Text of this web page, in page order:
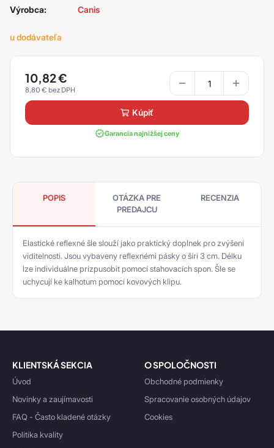
Výrobca:
Canis
u dodávateľa
10,82€
8,80€
kúpiť
Garancia najnižšej ceny
POPIS
OTÁZKA PRE
PREDAJCU
RECENZIA
Elastické reflexné šle slouží jako praktický doplnek pro zvýšení
viditelnosti. Jsou vybaveny reflexnémi pásky o šíri 3 cm. Délku
lze individuálne prizpusobit pomocí stahovacích spon. Šle se
uchycují ke kalhotum pomocí kovových klipu.
KLIENTSKÁ SEKCIA
Úvod
Novinky a zaujímavosti
FAQ - Často kladené otázky
Politika kvality
O SPOLOČNOSTI
Obchodné podmienky
Spracovanie osobných údajov
Cookies